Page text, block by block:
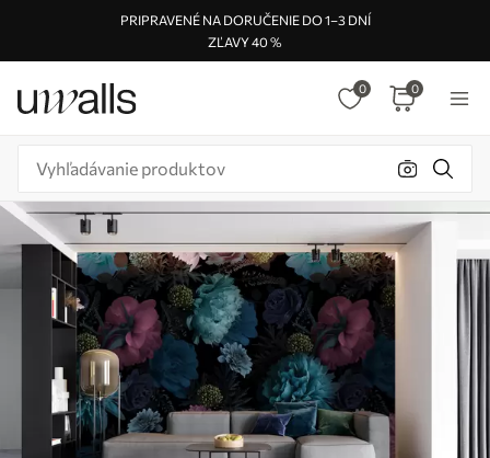
PRIPRAVENÉ NA DORUČENIE DO 1–3 DNÍ
ZĽAVY 40 %
0 0